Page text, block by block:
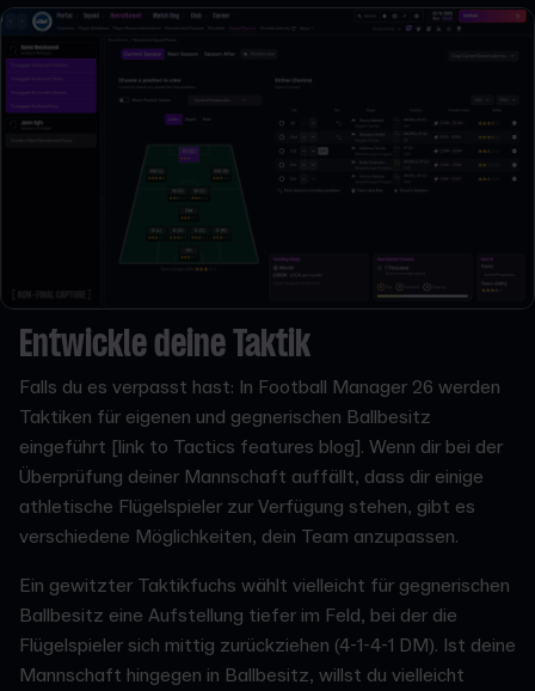
Entwickle deine Taktik
Falls du es verpasst hast: In Football Manager 26 werden
Taktiken für eigenen und gegnerischen Ballbesitz
eingeführt [link to Tactics features blog]. Wenn dir bei der
Überprüfung deiner Mannschaft auffällt, dass dir einige
athletische Flügelspieler zur Verfügung stehen, gibt es
verschiedene Möglichkeiten, dein Team anzupassen.
Ein gewitzter Taktikfuchs wählt vielleicht für gegnerischen
Ballbesitz eine Aufstellung tiefer im Feld, bei der die
Flügelspieler sich mittig zurückziehen (4-1-4-1 DM). Ist deine
Mannschaft hingegen in Ballbesitz, willst du vielleicht